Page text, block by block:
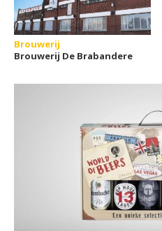
Brouwerij
Brouwerij De Brabandere